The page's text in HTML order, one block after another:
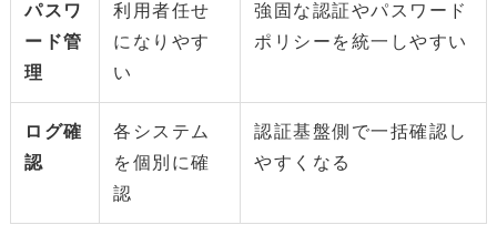
パスワ
ード管
理
利用者任せ
になりやす
い
強固な認証やパスワード
ポリシーを統一しやすい
ログ確
認
各システム
を個別に確
認
認証基盤側で一括確認し
やすくなる